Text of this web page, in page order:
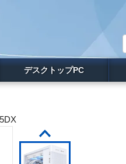
デスクトップPC